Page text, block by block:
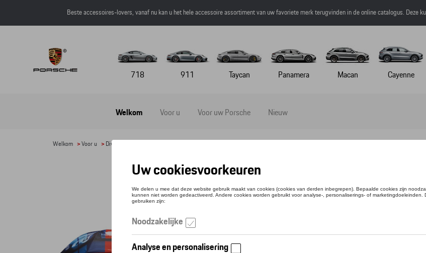
Beste accessoires-lovers, vanaf nu kan u het hele accessoire assortiment van uw favoriete merk terugvinden in de online catalogus. Deze
718 911 Taycan Panamera Macan Cayenne
Welkom Voor u Voor uw Porsche Nieuw
Welkom >Voor u > Divers
PARAPLU XL - MARTINI RACING
Referentie: WAP0505700J